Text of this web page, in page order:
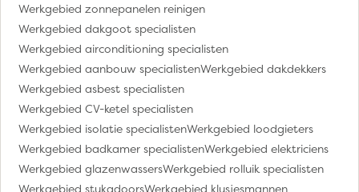
Werkgebied zonnepanelen reinigen
Werkgebied dakgoot specialisten
Werkgebied airconditioning specialisten
Werkgebied aanbouw specialistenWerkgebied dakdekkers
Werkgebied asbest specialisten
Werkgebied CV-ketel specialisten
Werkgebied isolatie specialistenWerkgebied loodgieters
Werkgebied badkamer specialistenWerkgebied elektriciens
Werkgebied glazenwassersWerkgebied rolluik specialisten
Werkgebied stukadoorsWerkgebied klusjesmannen